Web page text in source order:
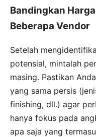
Bandingkan
Beberapa Vendor
Setelah
potensial, mintalah
masing. Pastikan
yang sama persis
finishing, dll.) agar
hanya fokus pada
apa saja yang